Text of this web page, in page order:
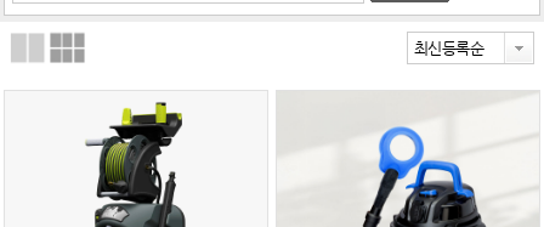
최신등록순